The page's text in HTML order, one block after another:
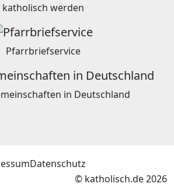
katholisch werden
Pfarrbriefservice
in Deutschland
Datenschutz
© katholisch.de 2026